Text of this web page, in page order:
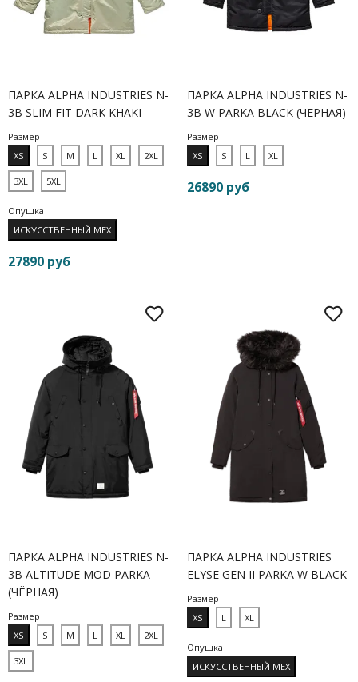
ПАРКА ALPHA INDUSTRIES N-
3B SLIM FIT DARK KHAKI
Размер
XS
S M L XL 2XL
3XL 5XL
Опушка
ИСКУССТВЕННЫЙ МЕХ
27890 руб
ПАРКА ALPHA INDUSTRIES N-
3B W PARKA BLACK (ЧЕРНАЯ)
Размер
XS
S L XL
26890 руб
ПАРКА ALPHA INDUSTRIES N-
3B ALTITUDE MOD PARKA
(ЧЁРНАЯ)
Размер
XS
S M L XL 2XL
3XL
ПАРКА ALPHA INDUSTRIES
ELYSE GEN II PARKA W BLACK
Размер
XS
L XL
Опушка
ИСКУССТВЕННЫЙ МЕХ